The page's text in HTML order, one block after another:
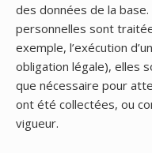
des données de la
personnelles sont
exemple, l’exécution
obligation légale), elles
que nécessaire pour
ont été collectées, ou
vigueur.